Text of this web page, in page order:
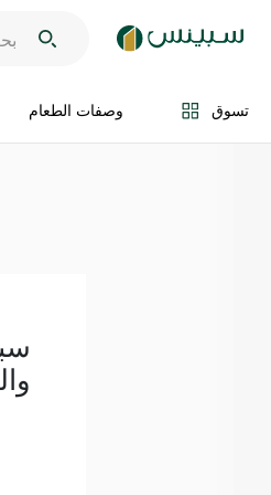
تسوق وصفات الطعام
اضف الى السلة